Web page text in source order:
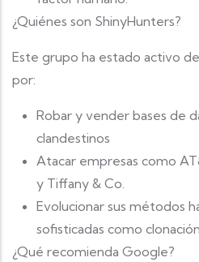
¿Quiénes son ShinyHunters?
Este grupo ha estado activo
por:
Robar y vender bases de
clandestinos
Atacar empresas como
y Tiffany & Co.
Evolucionar sus métodos
sofisticadas como
¿Qué recomienda Google?